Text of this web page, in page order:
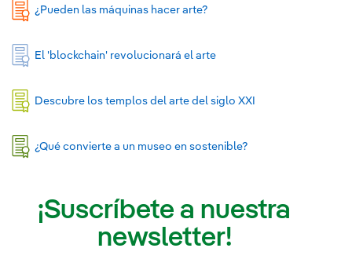
¿Pueden las máquinas hacer arte?
El 'blockchain' revolucionará el arte
Descubre los templos del arte del siglo XXI
¿Qué convierte a un museo en sostenible?
¡Suscríbete a nuestra
newsletter!